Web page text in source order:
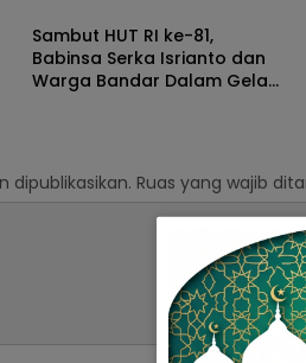
Sambut HUT RI ke-81,
Babinsa Serka Isrianto dan
Warga Bandar Dalam Gelar
dipublikasikan. Ruas yang wajib